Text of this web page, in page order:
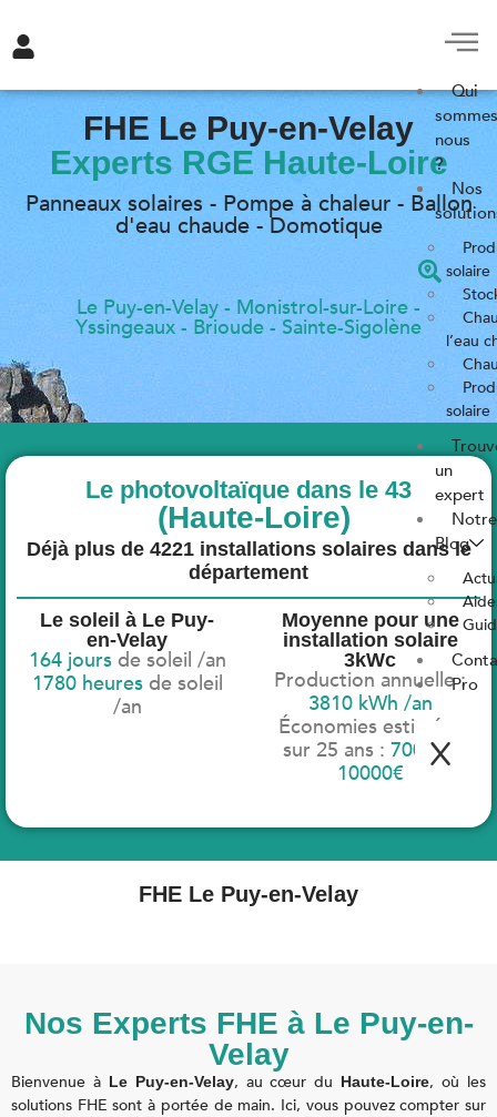
Qui
nous
?
Nos
solaire
l’eau
solaire
un
expert
Notre
Blog
Pro
X
FHE Le Puy-en-Velay
Experts RGE Haute-Loire
Panneaux solaires - Pompe à chaleur - Ballon
d'eau chaude - Domotique
Le Puy-en-Velay - Monistrol-sur-Loire -
Yssingeaux - Brioude - Sainte-Sigolène
Le photovoltaïque dans le 43
(Haute-Loire)
Déjà plus de 4221 installations solaires dans le
département
Le soleil à Le Puy-
en-Velay
164 jours de soleil /an
1780 heuresde soleil
/an
Moyenne pour une
installation solaire
3kWc
Production annuelle :
3810 kWh /an
Économies estimées
sur 25 ans : 7000€ -
10000€
FHE Le Puy-en-Velay
Nos Experts FHE à Le Puy-en-
Velay
Bienvenue à Le Puy-en-Velay, au cœur du Haute-Loire, où les
solutions FHE sont à portée de main. Ici, vous pouvez compter sur